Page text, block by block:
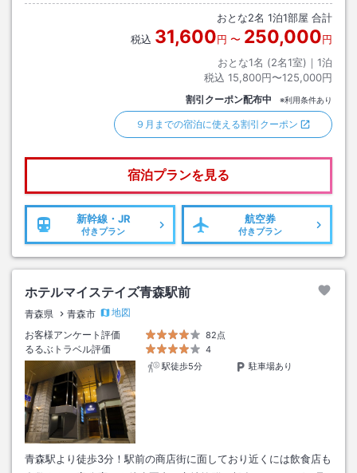
おとな2名 1泊1部屋 合計
税込 31,600円 〜 250,000円
おとな1名 (2名1室)｜ 1泊
税込 15,800円〜125,000円
割引クーポン配布中 ※利用条件あり
９月までの宿泊に使える割引クーポン
宿泊プランを見る
新幹線・JR
付きプラン
航空券
付きプラン
ホテルマイステイズ青森駅前
青森県 青森市
地図
お客様アンケート評価
82点
るるぶトラベル評価
4
駅徒歩5分
駐車場あり
青森駅より徒歩3分！駅前の商店街に面しており近くには飲食店も